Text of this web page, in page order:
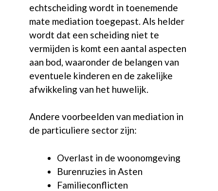
echtscheiding wordt in toenemende
mate mediation toegepast. Als helder
wordt dat een scheiding niet te
vermijden is komt een aantal aspecten
aan bod, waaronder de belangen van
eventuele kinderen en de zakelijke
afwikkeling van het huwelijk.
Andere voorbeelden van mediation in
de particuliere sector zijn:
Overlast in de woonomgeving
Burenruzies in Asten
Familieconflicten